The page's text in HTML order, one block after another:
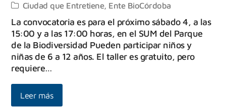
Ciudad que Entretiene, Ente BioCórdoba
La convocatoria es para el próximo sábado 4, a las
15:00 y a las 17:00 horas, en el SUM del Parque
de la Biodiversidad Pueden participar niños y
niñas de 6 a 12 años. El taller es gratuito, pero
requiere…
Leer más